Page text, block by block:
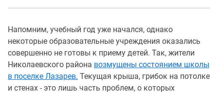
Напомним, учебный год уже начался, однако
некоторые образовательные учреждения оказались
совершенно не готовы к приему детей. Так, жители
Николаевского района возмущены состоянием школы
в поселке Лазарев. Текущая крыша, грибок на потолке
и стенах - это лишь часть проблем, о которых